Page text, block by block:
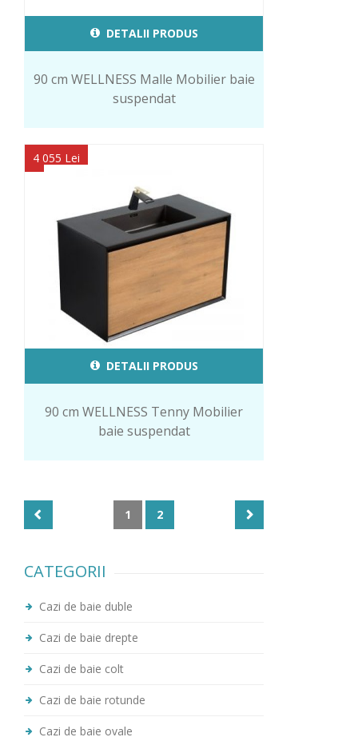
DETALII PRODUS
90 cm WELLNESS Malle Mobilier baie
suspendat
4 055 Lei
DETALII PRODUS
90 cm WELLNESS Tenny Mobilier
baie suspendat
1 2
CATEGORII
Cazi de baie duble
Cazi de baie drepte
Cazi de baie colt
Cazi de baie rotunde
Cazi de baie ovale